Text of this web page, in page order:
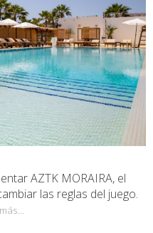
AZTK MORAIRA, el
las reglas del juego.